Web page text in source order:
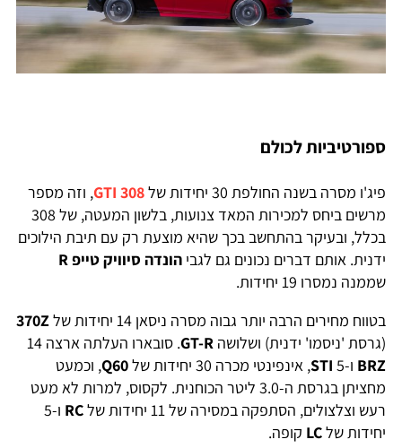
ספורטיביות לכולם
פיג'ו מסרה בשנה החולפת 30 יחידות של 308 GTI
, וזה מספר
מרשים ביחס למכירות המאד צנועות, בלשון המעטה, של 308
בכלל, ובעיקר בהתחשב בכך שהיא מוצעת רק עם תיבת הילוכים
ידנית. אותם דברים נכונים גם לגבי הונדה סיוויק טייפR
שממנה נמסרו 19 יחידות.
בטווח מחירים הרבה יותר גבוה מסרה ניסאן 14 יחידות של
370Z
(גרסת 'ניסמו' ידנית) ושלושה GT-R. סובארו העלתה ארצה 14
BRZ ו-5 STI, אינפינטי מכרה 30 יחידות של Q60, וכמעט
מחציתן בגרסת ה-3.0 ליטר הכוחנית. לקסוס, למרות לא מעט
רעש וצלצולים, הסתפקה במסירה של 11 יחידות של
RC
ו-5
יחידות שלLC קופה.